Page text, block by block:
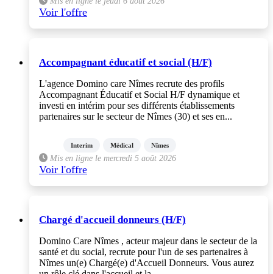
Voir l'offre
Accompagnant éducatif et social (H/F)
L'agence Domino care Nîmes recrute des profils
Accompagnant Éducatif et Social H/F dynamique et
investi en intérim pour ses différents établissements
partenaires sur le secteur de Nîmes (30) et ses en...
Interim Médical Nîmes
Mis en ligne le mercredi 5 août 2026
Voir l'offre
Chargé d'accueil donneurs (H/F)
Domino Care Nîmes , acteur majeur dans le secteur de la
santé et du social, recrute pour l'un de ses partenaires à
Nîmes un(e) Chargé(e) d'Accueil Donneurs. Vous aurez